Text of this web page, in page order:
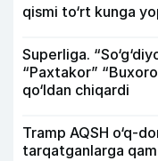
qismi to‘rt kunga
Superliga.
“Paxtakor”
qo‘ldan chiqardi
Tramp AQSH o‘q-
tarqatganlarga